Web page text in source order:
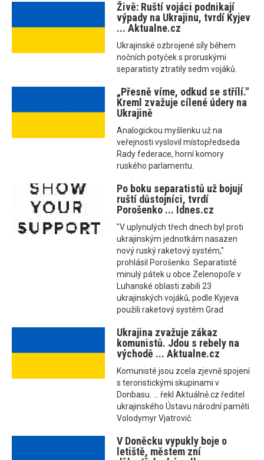
Živě: Ruští vojáci podnikají
výpady na Ukrajinu, tvrdí Kyjev
... Aktualne.cz
Ukrajinské ozbrojené síly během
nočních potyček s proruskými
separatisty ztratily sedm vojáků.
„Přesně víme, odkud se střílí."
Kreml zvažuje cílené údery na
Ukrajině
Analogickou myšlenku už na
veřejnosti vyslovil místopředseda
Rady federace, horní komory
ruského parlamentu.
Po boku separatistů už bojují
ruští důstojníci, tvrdí
Porošenko ... Idnes.cz
"V uplynulých třech dnech byl proti
ukrajinským jednotkám nasazen
nový ruský raketový systém,"
prohlásil Porošenko. Separatisté
minulý pátek u obce Zelenopoľe v
Luhanské oblasti zabili 23
ukrajinských vojáků, podle Kyjeva
použili raketový systém Grad
Ukrajina zvažuje zákaz
komunistů. Jdou s rebely na
východě ... Aktualne.cz
Komunisté jsou zcela zjevně spojení
s teroristickými skupinami v
Donbasu. ... řekl Aktuálně.cz ředitel
ukrajinského Ústavu národní paměti
Volodymyr Vjatrovič.
V Doněcku vypukly boje o
letiště, městem zní